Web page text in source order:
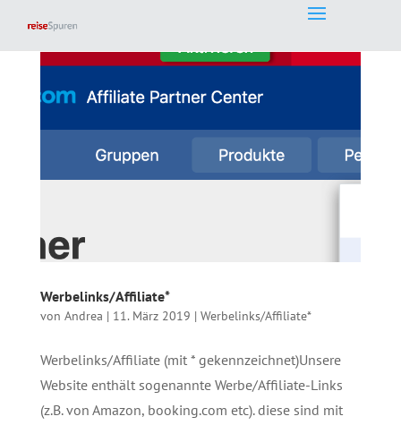
Werbelinks/Affiliate*
von Andrea | 11. März 2019 | Werbelinks/Affiliate*
Werbelinks/Affiliate (mit * gekennzeichnet)Unsere
Website enthält sogenannte Werbe/Affiliate-Links
(z.B. von Amazon, booking.com etc). diese sind mit